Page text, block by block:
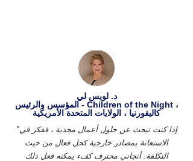
د. لويس لي
المؤسس والرئيس - Children of the Night ،
كاليفورنيا ، الولايات المتحدة الأمريكية
"إذا كنت تبحث عن حلول أعمال مجدية ، ففكر في
الاستعانة بمصادر خارجية كحل فعال من حيث
التكلفة. أنجاني محترف كفء يمكنه فعل ذلك